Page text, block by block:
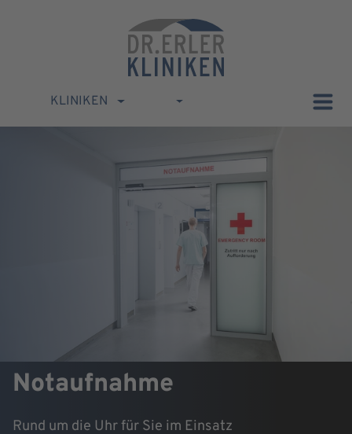
KLINIKEN
Notaufnahme
Rund um die Uhr für Sie im Einsatz